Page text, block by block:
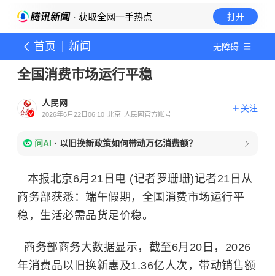
· 获取全网一手热点 打开
首页 新闻 无障碍
全国消费市场运行平稳
人民网
2026年6月22日06:10 北京 人民网官方账号
关注
问AI · 以旧换新政策如何带动万亿消费额？
本报北京6月21日电 (记者罗珊珊)记者21日从
商务部获悉：端午假期，全国消费市场运行平
稳，生活必需品货足价稳。
商务部商务大数据显示，截至6月20日，2026
年消费品以旧换新惠及1.36亿人次，带动销售额